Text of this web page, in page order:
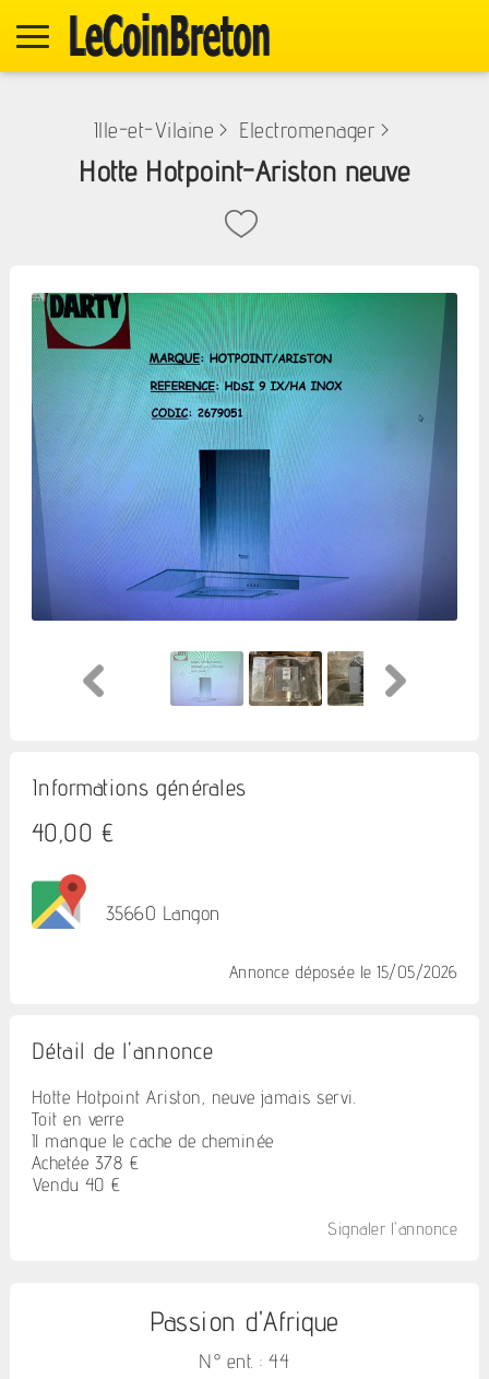
Ille-et-Vilaine > Electromenager >
Hotte Hotpoint-Ariston neuve
Informations générales
40,00 €
35660 Langon
Annonce déposée le 15/05/2026
Détail de l'annonce
Hotte Hotpoint Ariston, neuve jamais servi.
Toit en verre
Il manque le cache de cheminée
Achetée 378 €
Vendu 40 €
Signaler l'annonce
Passion d'Afrique
N° ent. : 44